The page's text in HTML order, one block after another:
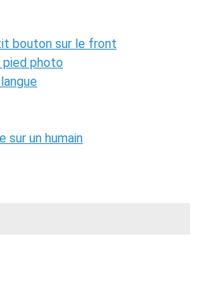
bouton sur le front
pied photo
sur un humain